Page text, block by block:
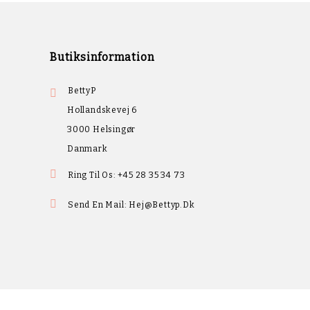
Butiksinformation

BettyP
Hollandskevej 6
3000 Helsingør
Danmark
 Ring Til Os:+45 28 35 34 73
 Send En Mail: Hej@bettyp.dk